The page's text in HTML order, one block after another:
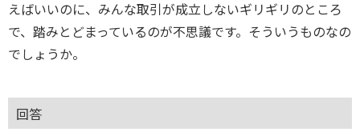
えばいいのに、みんな取引が成立しないギリギリのところ
で、踏みとどまっているのが不思議です。そういうものなの
でしょうか。
回答